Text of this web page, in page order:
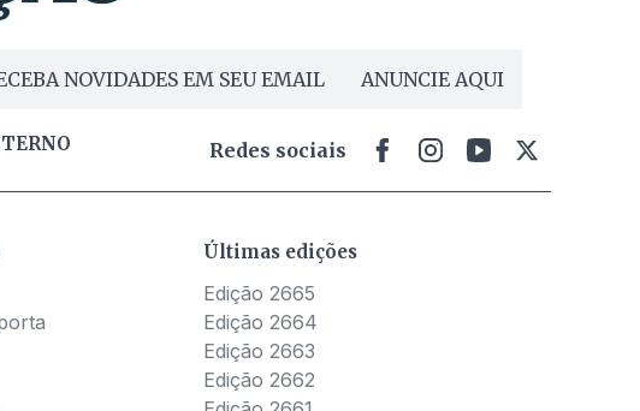
NOVIDADES EM SEU EMAIL ANUNCIE AQUI
Redes sociais
Últimas edições
Edição 2665
Edição 2664
Edição 2663
Edição 2662